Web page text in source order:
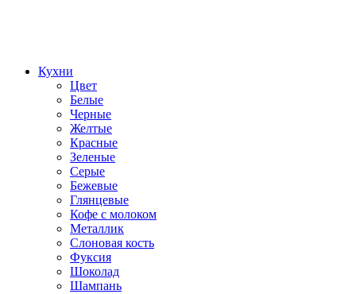
Кухни
Цвет
Белые
Черные
Желтые
Красные
Зеленые
Серые
Бежевые
Глянцевые
Кофе с молоком
Металлик
Слоновая кость
Фуксия
Шоколад
Шампань